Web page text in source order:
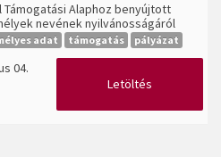
Támogatási Alaphoz benyújtott
nevének nyilvánosságáról
adat támogatás pályázat
04.
Letöltés